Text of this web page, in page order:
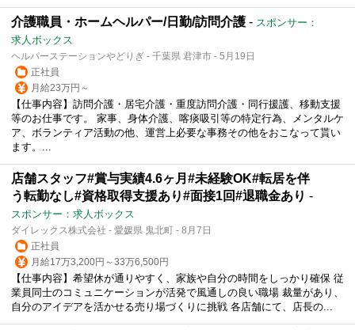
介護職員・ホームヘルパー/日勤/訪問介護 - スポンサー：
求人ボックス
ヘルパーステーションやどりぎ - 千葉県 君津市 - 5月19日
正社員
月給23万円～
【仕事内容】訪問介護・居宅介護・重度訪問介護・同行援護、移動支援
等のお仕事です。 家事、身体介護、喀痰吸引等の特定行為、メンタルケ
ア、ボランティア活動の他、運営上必要な事務その他をおこなって貰い
ます。...
店舗スタッフ#賞与実績4.6ヶ月#未経験OK#転居を伴
う転勤なし#資格取得支援あり#面接1回#退職金あり -
スポンサー：求人ボックス
ダイレックス株式会社 - 愛媛県 鬼北町 - 8月7日
正社員
月給17万3,200円～33万6,500円
【仕事内容】希望休が通りやすく、家族や自分の時間をしっかり確保 従
業員同士のコミュニケーションが活発で風通しの良い職場 裁量があり、
自分のアイデアを活かせる売り場づくりに挑戦 各店舗にて、店長の...